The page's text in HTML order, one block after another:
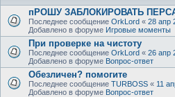
пРОШУ ЗАБЛОКИРОВАТЬ
Последнее сообщение OrkLord « 28 апр
Добавлено в форуме Игровые моменты
При проверке на чистоту
Последнее сообщение OrkLord « 26 апр
Добавлено в форуме Вопрос-ответ
Обезличен? помогите
Последнее сообщение TURBOSS « 11
Добавлено в форуме Вопрос-ответ